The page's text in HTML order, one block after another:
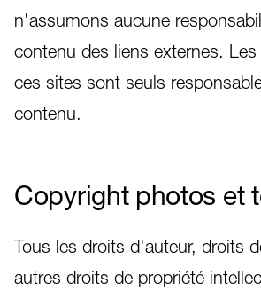
n'assumons aucune
contenu des liens externes.
ces sites sont seuls
contenu.
Copyright photos et
Tous les droits d'auteur, droits
autres droits de propriété